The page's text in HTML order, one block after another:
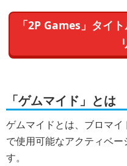
「2P Games」タイ
「ゲムマイド」とは
ゲムマイドとは、ブロマ
で使用可能なアクティベ
す。